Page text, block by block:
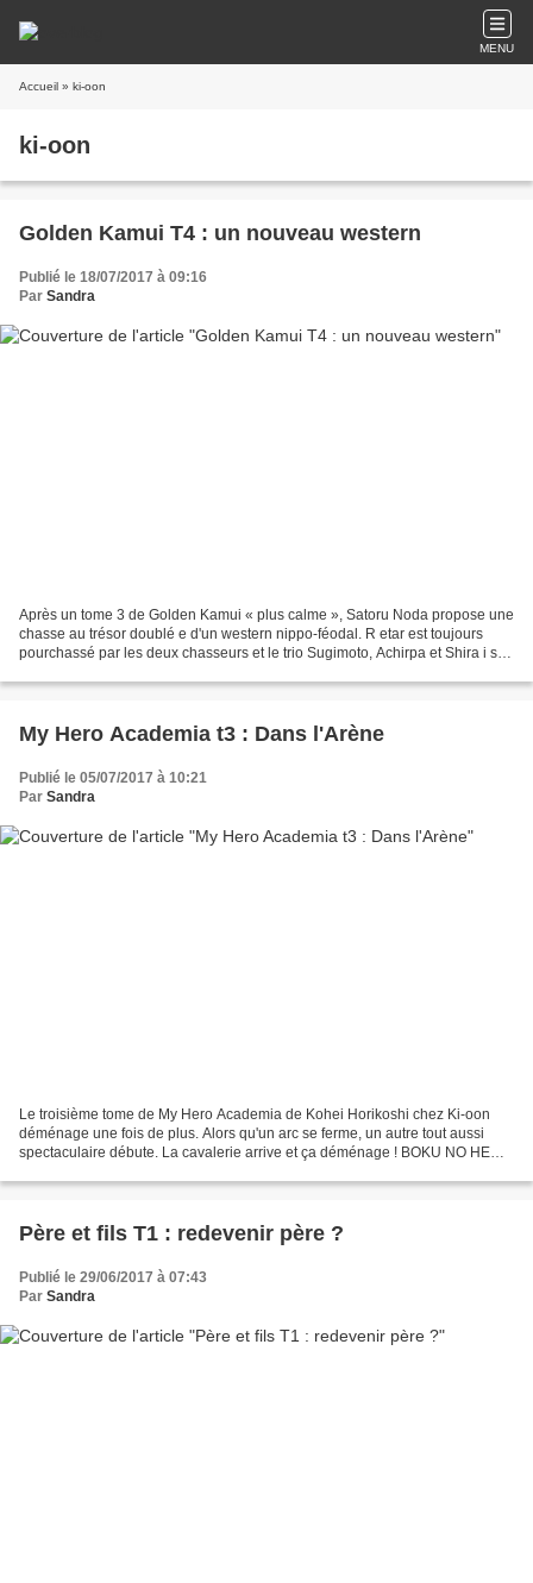
MENU
Accueil » ki-oon
ki-oon
Golden Kamui T4 : un nouveau western
Publié le 18/07/2017 à 09:16
Par Sandra
Après un tome 3 de Golden Kamui « plus calme », Satoru Noda propose une
chasse au trésor doublé e d'un western nippo-féodal. R etar est toujours
pourchassé par les deux chasseurs et le trio Sugimoto, Achirpa et Shira i shi,
My Hero Academia t3 : Dans l'Arène
Publié le 05/07/2017 à 10:21
Par Sandra
Le troisième tome de My Hero Academia de Kohei Horikoshi chez Ki-oon
déménage une fois de plus. Alors qu'un arc se ferme, un autre tout aussi
spectaculaire débute. La cavalerie arrive et ça déménage ! BOKU NO HERO
Père et fils T1 : redevenir père ?
Publié le 29/06/2017 à 07:43
Par Sandra